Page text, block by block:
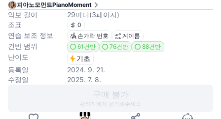
피아노모먼트PianoMoment
악보 길이 29마디(3페이지)
조표
0
연습 보조 정보 손가락 번호 계이름
건반 범위 61건반 76건반 88건반
난이도
기초
등록일
2024. 9. 21.
수정일
2025. 7. 8.
구매 불가
관리자에게 문의해주세요